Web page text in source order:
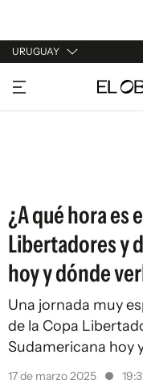
URUGUAY
URUGUAY
ARGENTINA
¿A qué hora es
Libertadores y
hoy y dónde
Una jornada muy
de la Copa
Sudamericana hoy
17 de marzo 2025